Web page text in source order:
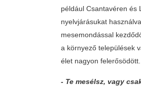
például Csantavéren és
nyelvjárásukat
mesemondással
a környező települések
élet nagyon felerősödött.
- Te mesélsz, vagy